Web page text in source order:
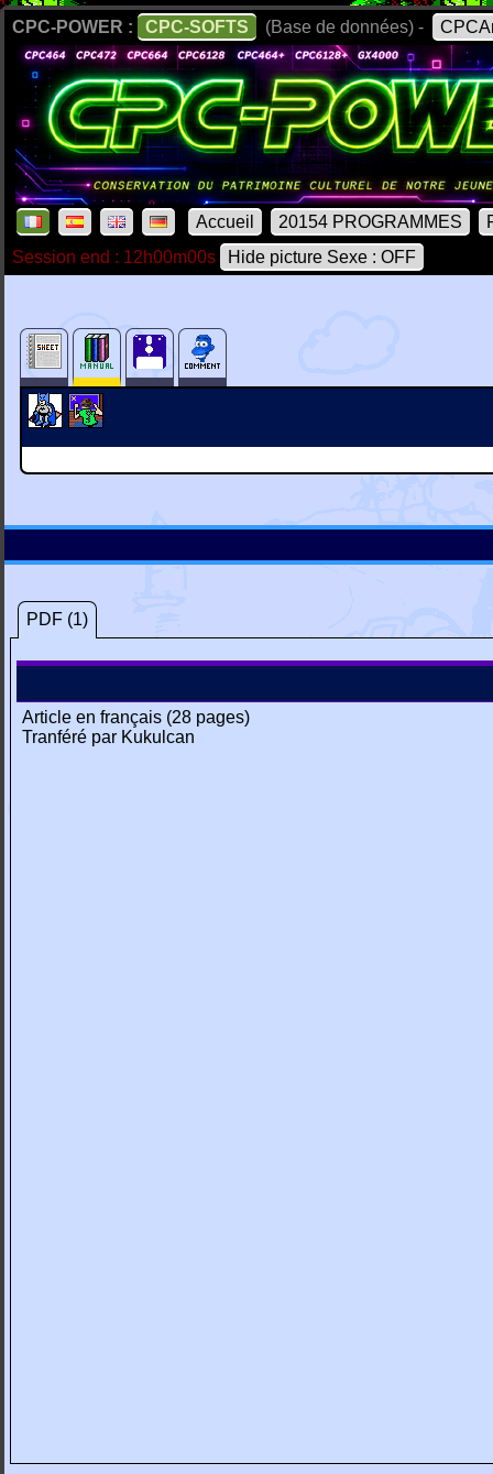
CPC-POWER : CPC-SOFTS (Base de données) -
Accueil 20154 PROGRAMMES
Session end : 12h00m00s
Hide picture Sexe : OFF
PDF (1)
Article en français (28 pages)
Tranféré par Kukulcan